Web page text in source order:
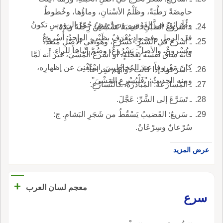
حامِضَةً رَطْبَةً، وظَلْمُ الأسْنانِ، وماؤُها، وخُطوطٌ
وطَرائِقُ في القَوْسِ، ودودٌ بيضٌ حُمْرُ الرؤوسِ تكونُ
في الرملِ وفي وادٍ يُعْرَفُ بظَبْيٍ، الواحدُ: أُسْروعٌ
ويُسْروعٌ، والأصلُ: يَسْرُوعٌ، وضُمَّ إتْباعاً للراءِ.
ـ أُسْروعُ الظَّبْيِ: عَصَبَةٌ تَسْتَبْطِنُ رِجْلَهُ ويَدَهُ.
ـ أَسْرَعَ في السَّيْرِ: كسَرُعَ، وهو في الأصْلِ مُتَعَدٍّ،
كأنه ساقَ نفسَه بِعَجَلَةٍ، أو أسْرَعَ المَشْيَ، غيرَ أَنه لَمَّا
كانَ مَعْروفاً عندَ المُخاطبينَ، اسْتُغْنِيَ عن إظهارِه،
ومنه الحديثُ: ''فَلْيُسْرِعِ المَشْيَ''.
ـ أسْرَعوا: إذا كانت دَوابُّهُم سِراعاً.
ـ المُسارَعَةُ: المُبادَرَةُ، كالتَّسارُعِ.
ـ تَسَرَّعَ إلى الشَّرِّ: عَجَّلَ.
ـ سَريعُ: القَضيبُ يَسْقُطُ من شَجَرِ البَشامِ. ج:
سُرْعانٌ وسِرْعَانٌ.
عرض المزيد
معجم لسان العرب
+
سرع